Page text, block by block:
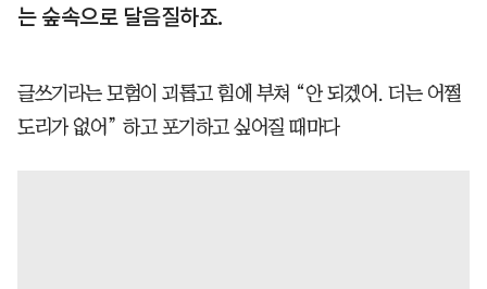
는 숲속으로 달음질하죠.
글쓰기라는 모험이 괴롭고 힘에 부쳐 “안 되겠어. 더는 어쩔
도리가 없어” 하고 포기하고 싶어질 때마다